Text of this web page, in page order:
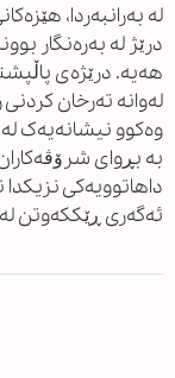
لە بەرانبەردا،
درێژ لە بەرەنگار
هەیە. درێژەی
وەکوو نیشانەیەک لە
بە بڕوای
داهاتوویەکی
ئەگەری